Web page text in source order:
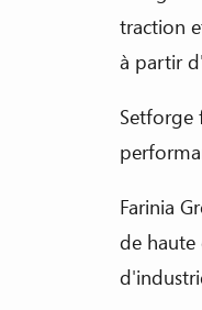
traction
à partir
Setforge
Farinia
de haute